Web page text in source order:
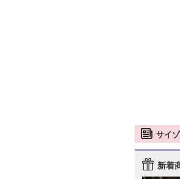
サイ
新着